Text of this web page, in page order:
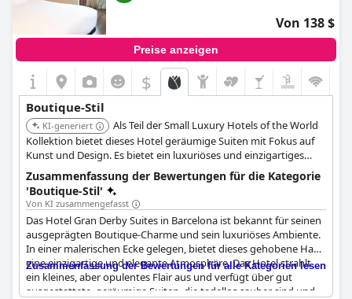
Von 138 $
Preise anzeigen
$
Boutique-Stil
KI-generiert
Als Teil der Small Luxury Hotels of the World
Kollektion bietet dieses Hotel geräumige Suiten mit Fokus auf
Kunst und Design. Es bietet ein luxuriöses und einzigartiges
Erlebnis mit künstlerischen Akzenten im gesamten Haus.
Zusammenfassung der Bewertungen für die Kategorie
'Boutique-Stil'
Von KI zusammengefasst
Das Hotel Gran Derby Suites in Barcelona ist bekannt für seinen
ausgeprägten Boutique-Charme und sein luxuriöses Ambiente.
In einer malerischen Ecke gelegen, bietet dieses gehobene Haus
eine einzigartige und elegante Atmosphäre. Das Hotel strahlt
ein kleines, aber opulentes Flair aus und verfügt über gut
ausgestattete, geräumige Suiten, die tadellos sauber sind und
Zusammenfassung der Bewertungen für alle Kategorien lesen